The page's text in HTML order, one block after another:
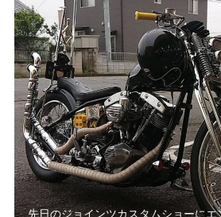
先日のジョインツカスタムショーに